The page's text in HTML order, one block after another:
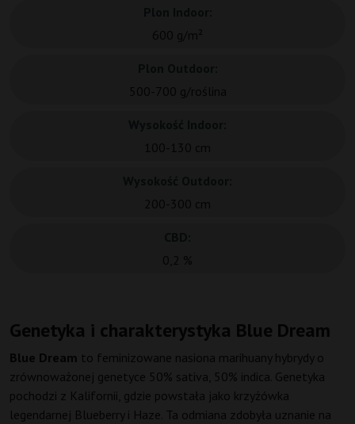
Genetyka i charakterystyka Blue Dream
Blue Dream to feminizowane nasiona marihuany hybrydy o
zrównoważonej genetyce 50% sativa, 50% indica. Genetyka
pochodzi z Kalifornii, gdzie powstała jako krzyżówka
legendarnej Blueberry i Haze. Ta odmiana zdobyła uznanie na